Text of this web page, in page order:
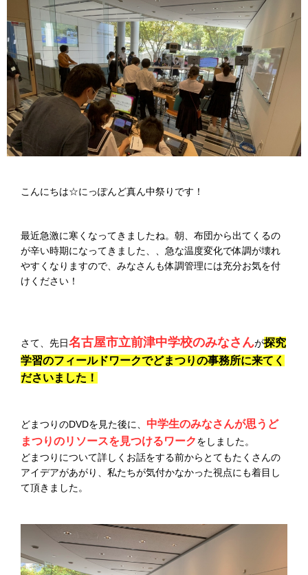
こんにちは☆にっぽんど真ん中祭りです！
最近急激に寒くなってきましたね。朝、布団から出てくるの
が辛い時期になってきました、、急な温度変化で体調が壊れ
やすくなりますので、みなさんも体調管理には充分お気を付
けください！
さて、先日名古屋市立前津中学校のみなさんが探究
学習のフィールドワークでどまつりの事務所に来てく
ださいました！
どまつりのDVDを見た後に、 中学生のみなさんが思うど
まつりのリソースを見つけるワークをしました。
どまつりについて詳しくお話をする前からとてもたくさんの
アイデアがあがり、私たちが気付かなかった視点にも着目し
て頂きました。